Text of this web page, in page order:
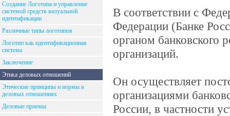
Создание Логотипа и управление
системой средств визуальной
идентификации
Различные типы логотипов
Логотип как идентификационная
система
Заключение
Этика деловых отношений
Этические принципы и нормы в
деловых отношениях
Деловые приемы
В соответствии с
Федерации (Банке
органом банковского
организаций.
Он осуществляет
организациями
России, в частности